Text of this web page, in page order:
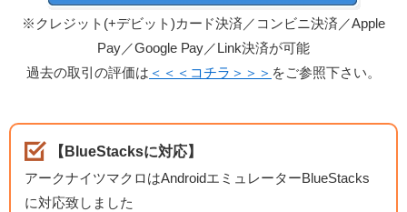
※クレジット(+デビット)カード決済／コンビニ決済／Apple
Pay／Google Pay／Link決済が可能
過去の取引の評価は ＜＜＜コチラ＞＞＞ をご参照下さい。
【BlueStacksに対応】
アークナイツマクロはAndroidエミュレーターBlueStacks
に対応致しました